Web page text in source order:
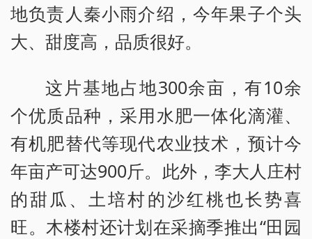
地负责人秦小雨介绍，今年果子个头
大、甜度高，品质很好。
这片基地占地300余亩，有10余
个优质品种，采用水肥一体化滴灌、
有机肥替代等现代农业技术，预计今
年亩产可达900斤。此外，李大人庄村
的甜瓜、土培村的沙红桃也长势喜
旺。木楼村还计划在采摘季推出“田园